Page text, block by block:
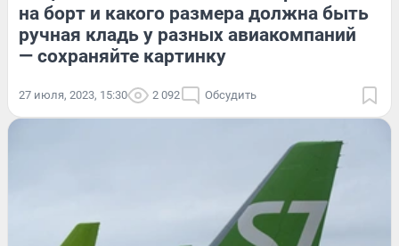
на борт и какого размера должна быть
ручная кладь у разных авиакомпаний
— сохраняйте картинку
27 июля, 2023, 15:30 2 092 Обсудить